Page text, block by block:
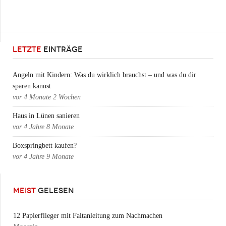
LETZTE EINTRÄGE
Angeln mit Kindern: Was du wirklich brauchst – und was du dir
sparen kannst
vor 4 Monate 2 Wochen
Haus in Lünen sanieren
vor 4 Jahre 8 Monate
Boxspringbett kaufen?
vor 4 Jahre 9 Monate
MEIST GELESEN
12 Papierflieger mit Faltanleitung zum Nachmachen